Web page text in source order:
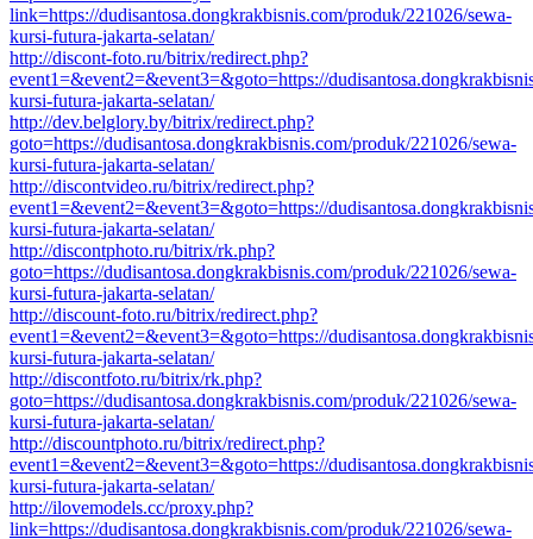
link=https://dudisantosa.dongkrakbisnis.com/produk/221026/sewa-
kursi-futura-jakarta-selatan/
http://discont-foto.ru/bitrix/redirect.php?
event1=&event2=&event3=&goto=https://
kursi-futura-jakarta-selatan/
http://dev.belglory.by/bitrix/redirect.php?
goto=https://dudisantosa.dongkrakbisnis.com/produk/221026/sewa-
kursi-futura-jakarta-selatan/
http://discontvideo.ru/bitrix/redirect.php?
event1=&event2=&event3=&goto=https://
kursi-futura-jakarta-selatan/
http://discontphoto.ru/bitrix/rk.php?
goto=https://dudisantosa.dongkrakbisnis.com/produk/221026/sewa-
kursi-futura-jakarta-selatan/
http://discount-foto.ru/bitrix/redirect.php?
event1=&event2=&event3=&goto=https://
kursi-futura-jakarta-selatan/
http://discontfoto.ru/bitrix/rk.php?
goto=https://dudisantosa.dongkrakbisnis.com/produk/221026/sewa-
kursi-futura-jakarta-selatan/
http://discountphoto.ru/bitrix/redirect.php?
event1=&event2=&event3=&goto=https://
kursi-futura-jakarta-selatan/
http://ilovemodels.cc/proxy.php?
link=https://dudisantosa.dongkrakbisnis.com/produk/221026/sewa-